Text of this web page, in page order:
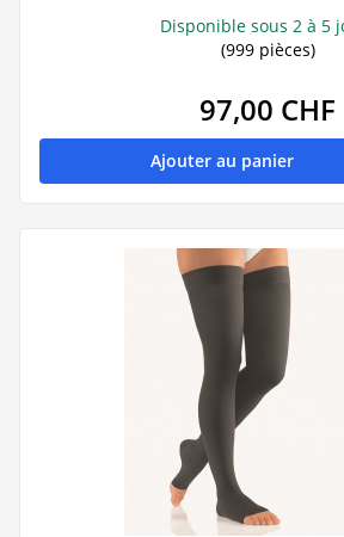
Disponible sous 2 à 5
(999 pièces)
97,00 CHF
Ajouter au panier